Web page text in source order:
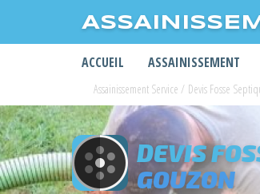
ACCUEIL ASSAINISSEMENT
Assainissement Service / Devis Fosse
DEVIS
GOUZON